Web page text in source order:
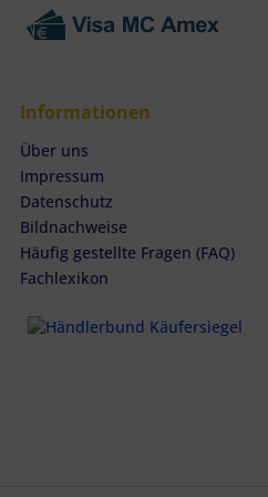
Informationen
Über uns
Impressum
Datenschutz
Bildnachweise
Häufig gestellte Fragen (FAQ)
Fachlexikon